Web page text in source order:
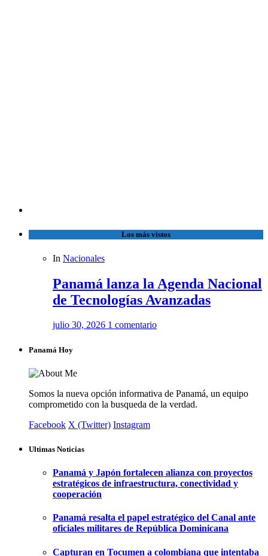
Los más vistos
In Nacionales
Panamá lanza la Agenda Nacional
de Tecnologías Avanzadas
julio 30, 2026 1 comentario
Panamá Hoy
Somos la nueva opción informativa de Panamá, un equipo
comprometido con la busqueda de la verdad.
Facebook X (Twitter) Instagram
Ultimas Noticias
Panamá y Japón fortalecen alianza con proyectos
estratégicos de infraestructura, conectividad y
cooperación
Panamá resalta el papel estratégico del Canal ante
oficiales militares de República Dominicana
Capturan en Tocumen a colombiana que intentaba